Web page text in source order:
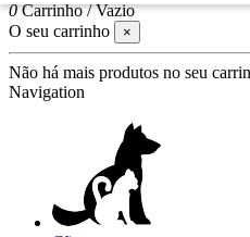
0 Carrinho /Vazio
O seu carrinho
×
Não há mais produtos no seu
Navigation